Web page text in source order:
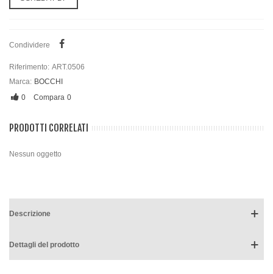
Condividere
Riferimento: ART.0506
Marca: BOCCHI
0
Compara 0
PRODOTTI CORRELATI
Nessun oggetto
Descrizione
Dettagli del prodotto